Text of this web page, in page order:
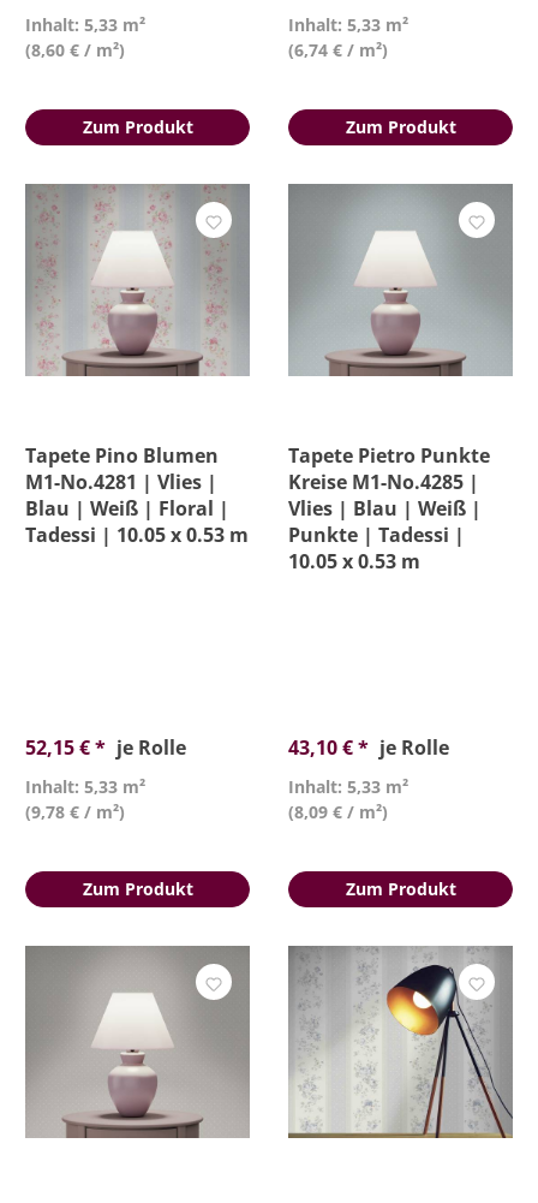
Inhalt: 5,33 m²
(8,60 € / m²)
Zum Produkt
Inhalt: 5,33 m²
(6,74 € / m²)
Zum Produkt
Tapete Pino Blumen
M1-No.4281 | Vlies |
Blau | Weiß | Floral |
Tadessi | 10.05 x 0.53 m
52,15 € * je Rolle
Inhalt: 5,33 m²
(9,78 € / m²)
Zum Produkt
Tapete Pietro Punkte
Kreise M1-No.4285 |
Vlies | Blau | Weiß |
Punkte | Tadessi |
10.05 x 0.53 m
43,10 € * je Rolle
Inhalt: 5,33 m²
(8,09 € / m²)
Zum Produkt